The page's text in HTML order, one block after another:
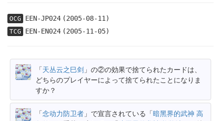
OCG EEN-JP024(2005-08-11)
TCG EEN-EN024(2005-11-05)
「天丛云之巳剑 」の②の効果で捨てられたカードは、
どちらのプレイヤーによって捨てられたことになりま
すか？
「念动力防卫者 」で宣言されている「暗黑界的武神 高